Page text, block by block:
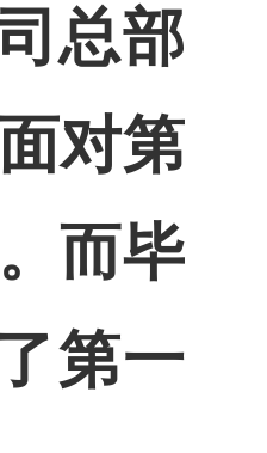
总部
对第
而毕
第一